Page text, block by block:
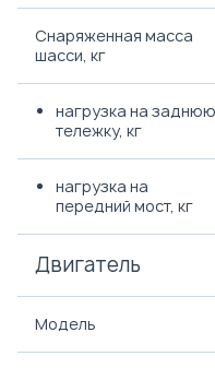
Снаряженная масса
шасси, кг
нагрузка на заднюю
тележку, кг
нагрузка на
передний мост, кг
Двигатель
Модель